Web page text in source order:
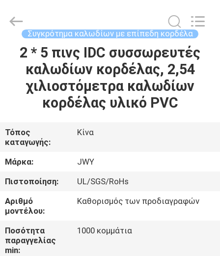
ΣΠΊΤΙ
ΠΡΟΪΌΝΤΑ
ΕΜΕΊΣ
ΓΎΡΟΣ
ΕΡΓΟΣΤΑΣΊΩΝ
ΠΟΙΟΤΙΚΌΣ
ΈΛΕΓΧΟΣ
Electronic
Co.,Ltd.
Reserved.
Συγκρότημα καλωδίων με επίπεδη κορδέλα
2 * 5 πινς IDC συσσωρευτές
καλωδίων κορδέλας, 2,54
χιλιοστόμετρα καλωδίων
κορδέλας υλικό PVC
Τόπος
καταγωγής:
Κίνα
Μάρκα:
JWY
Πιστοποίηση:
UL/SGS/RoHs
Αριθμό
μοντέλου:
Καθορισμός των προδιαγραφών
Ποσότητα
παραγγελίας
min:
1000 κομμάτια